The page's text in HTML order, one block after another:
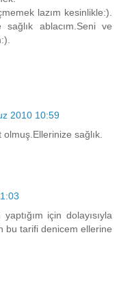
lazım kesinlikle:).
ablacım.Seni ve
2010 10:59
sağlık.
için dolayısıyla
bu tarifi denicem ellerine